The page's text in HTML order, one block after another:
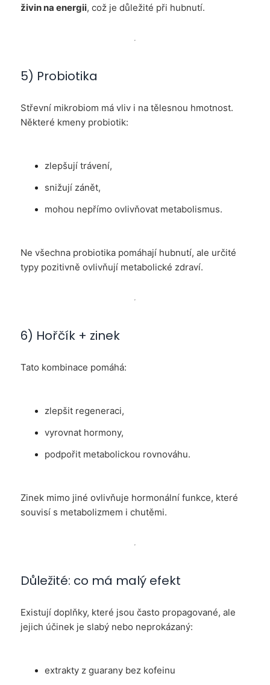
živin na energii, což je důležité při hubnutí.
5) Probiotika
Střevní mikrobiom má vliv i na tělesnou hmotnost.
Některé kmeny probiotik:
zlepšují trávení,
snižují zánět,
mohou nepřímo ovlivňovat metabolismus.
Ne všechna probiotika pomáhají hubnutí, ale určité
typy pozitivně ovlivňují metabolické zdraví.
6) Hořčík + zinek
Tato kombinace pomáhá:
zlepšit regeneraci,
vyrovnat hormony,
podpořit metabolickou rovnováhu.
Zinek mimo jiné ovlivňuje hormonální funkce, které
souvisí s metabolizmem i chutěmi.
Důležité: co má malý efekt
Existují doplňky, které jsou často propagované, ale
jejich účinek je slabý nebo neprokázaný:
extrakty z guarany bez kofeinu